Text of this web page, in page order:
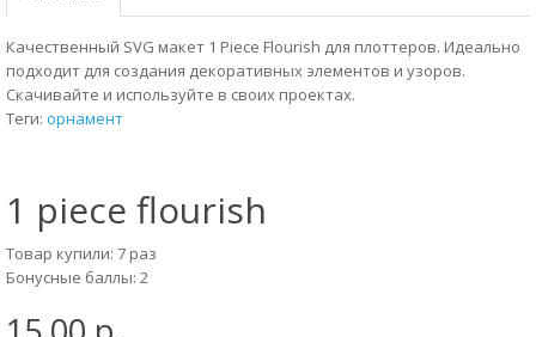
Качественный SVG макет 1 Piece Flourish для плоттеров. Идеально
подходит для создания декоративных элементов и узоров.
Скачивайте и используйте в своих проектах.
Теги: орнамент
1 piece flourish
Товар купили: 7 раз
Бонусные баллы: 2